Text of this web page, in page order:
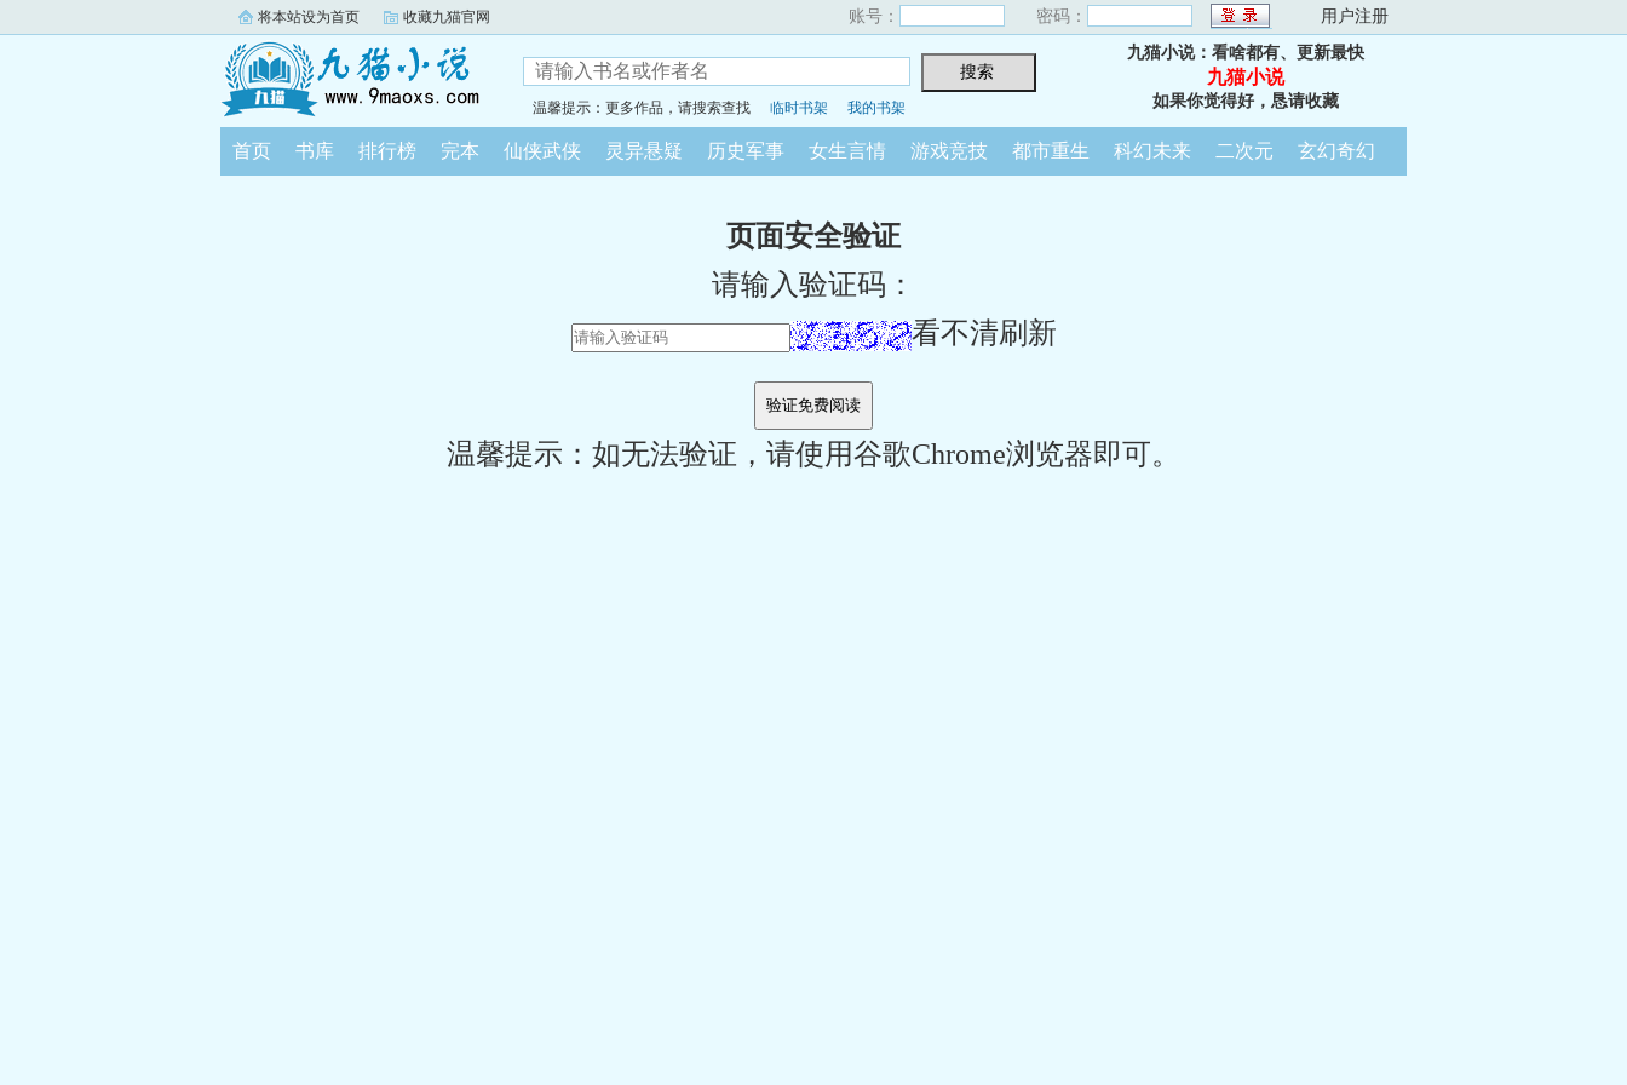
将本站设为首页 收藏九猫官网 账号： 密码： 用户注册
温馨提示：更多作品，请搜索查找 临时书架 我的书架
九猫小说：看啥都有、更新最快
九猫小说
如果你觉得好，恳请收藏
首页 书库 排行榜 完本 仙侠武侠 灵异悬疑 历史军事 女生言情 游戏竞技 都市重生 科幻未来 二次元 玄幻奇幻
页面安全验证
请输入验证码：
看不清刷新
温馨提示：如无法验证，请使用谷歌Chrome浏览器即可。